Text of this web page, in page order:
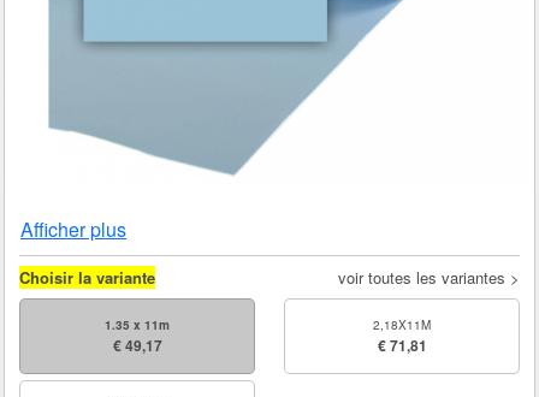
Afficher plus
Choisir la variante voir toutes les variantes >
1.35 x 11m
€ 49,17
2,18X11M
€ 71,81